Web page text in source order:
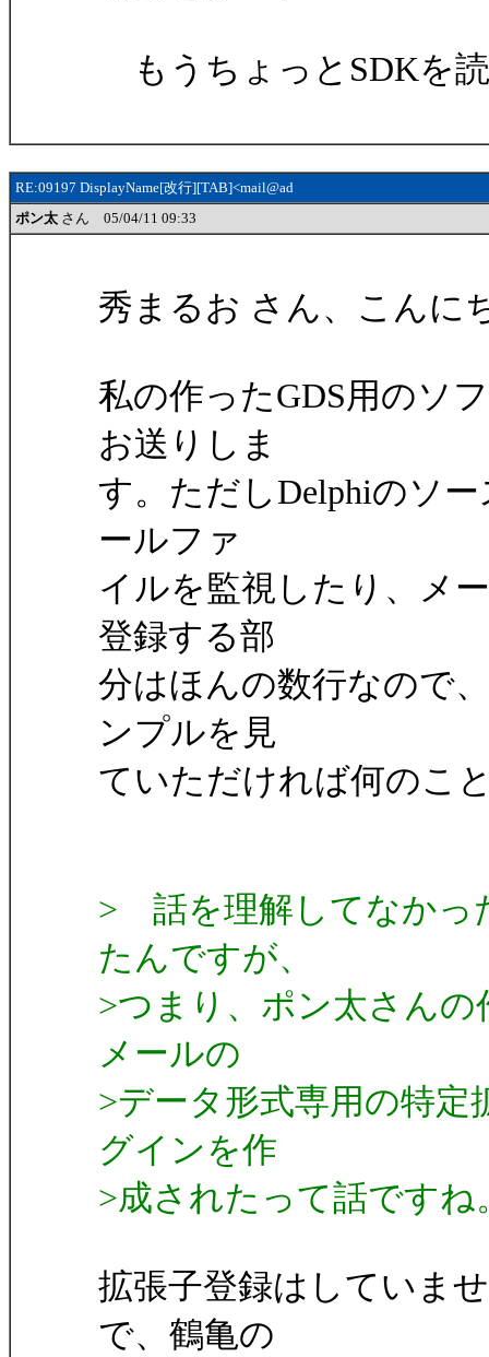
もうちょっとSDKを
RE:09197 DisplayName[改行][TAB]<mail@ad
ポン太 さん 05/04/11 09:33
秀まるお さん、こんに
私の作ったGDS用のソ
お送りしま
す。ただしDelphiのソ
ールファ
イルを監視したり、メ
登録する部
分はほんの数行なので
ンプルを見
ていただければ何のこ
> 話を理解してなかっ
たんですが、
>つまり、ポン太さん
メールの
>データ形式専用の特
グインを作
>成されたって話ですね
拡張子登録はしていま
で、鶴亀の